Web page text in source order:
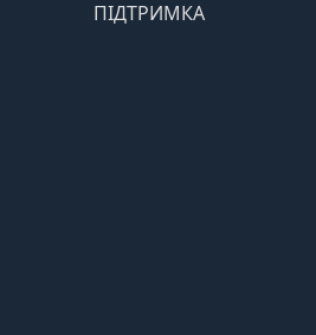
ПІДТРИМКА